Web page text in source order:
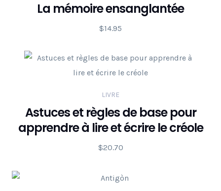
La mémoire ensanglantée
$14.95
LIVRE
Astuces et règles de base pour
apprendre à lire et écrire le créole
$20.70